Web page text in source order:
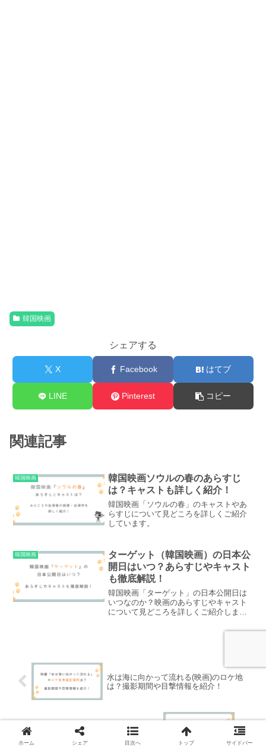
韓国映画
シェアする
X Facebook はてブ
LINE Pinterest コピー
関連記事
韓国映画
韓国映画ソウルの春のあらすじ
は？キャストも詳しく紹介！
韓国映画「ソウルの春」のキャストやあ
らすじについて見どころを詳しくご紹介
しています。
韓国映画
ターゲット（韓国映画）の日本公
開日はいつ？あらすじやキャスト
も徹底解説！
韓国映画「ターゲット」の日本公開日は
いつなのか？映画のあらすじやキャスト
について見どころを詳しくご紹介しま
水は海に向かって流れる(映画)のロケ地
は？撮影期間や目撃情報を紹介！
犯罪都市3のキャストは?あらすじ内容を
あわせて紹介!(韓国映画)
ホーム シェア 目次へ トップ サイドバー